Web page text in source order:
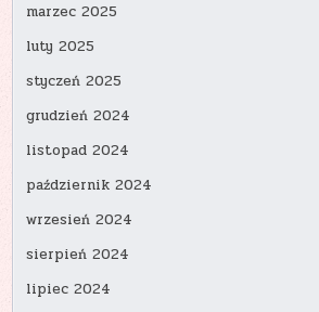
marzec 2025
luty 2025
styczeń 2025
grudzień 2024
listopad 2024
październik 2024
wrzesień 2024
sierpień 2024
lipiec 2024